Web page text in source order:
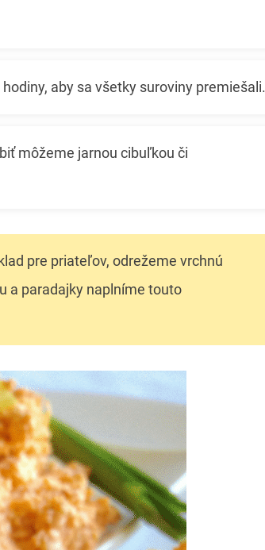
aby sa všetky suroviny premiešali.
môžeme jarnou cibuľkou či
pre priateľov, odrežeme vrchnú
a paradajky naplníme touto